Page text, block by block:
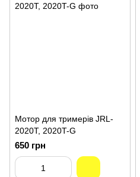
Мотор для тримерів JRL-
2020Т, 2020T-G
650 грн